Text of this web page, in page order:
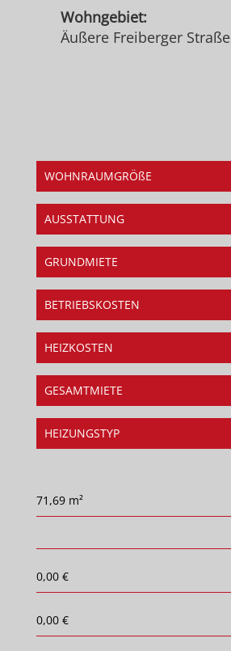
Wohngebiet:
Äußere Freiberger Straße
WOHNRAUMGRÖßE
AUSSTATTUNG
GRUNDMIETE
BETRIEBSKOSTEN
HEIZKOSTEN
GESAMTMIETE
HEIZUNGSTYP
71,69 m²
0,00 €
0,00 €